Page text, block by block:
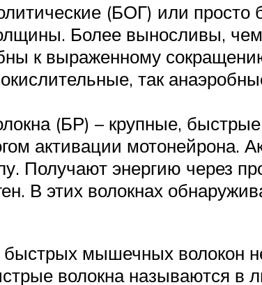
(БОГ) или
Более выносливы,
к выраженному
так
(БР) – крупные,
активации мотонейрона.
Получают энергию через
В этих волокнах
мышечных волокон
волокна называются в